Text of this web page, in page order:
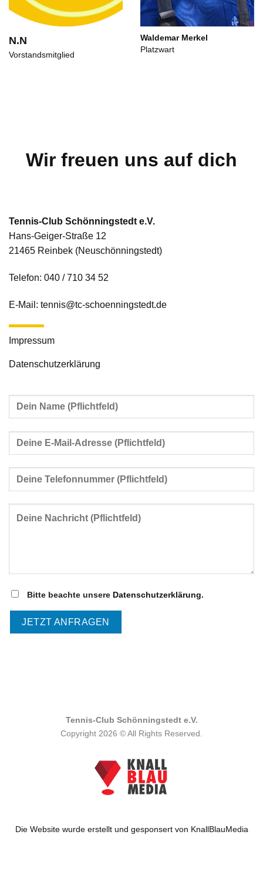
N.N
Vorstandsmitglied
Waldemar Merkel
Platzwart
Wir freuen uns auf dich
Tennis-Club Schönningstedt e.V.
Hans-Geiger-Straße 12
21465 Reinbek (Neuschönningstedt)
Telefon: 040 / 710 34 52
E-Mail: tennis@tc-schoenningstedt.de
Impressum
Datenschutzerklärung
Bitte beachte unsere Datenschutzerklärung.
Tennis-Club Schönningstedt e.V.
Copyright 2026 © All Rights Reserved.
Die Website wurde erstellt und gesponsert von KnallBlauMedia